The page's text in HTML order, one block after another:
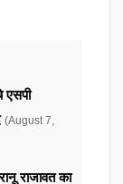
एसपी
(August 7,
राजावत का